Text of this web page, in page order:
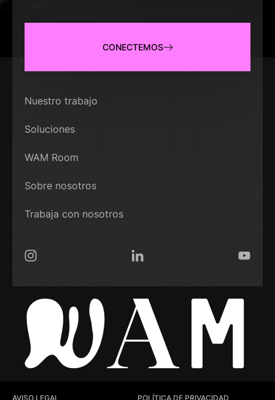
CONECTEMOS
Nuestro trabajo
Soluciones
WAM Room
Sobre nosotros
Trabaja con nosotros
Instagram LinkedIn
AVISO LEGAL POLÍTICA DE PRIVACIDAD